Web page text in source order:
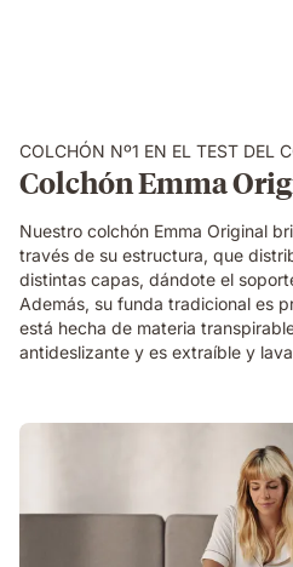
COLCHÓN Nº1 EN EL TEST DEL
Colchón Emma
Nuestro colchón Emma Original
través de su estructura, que
distintas capas, dándote el
Además, su funda tradicional es
está hecha de materia
antideslizante y es extraíble y
mujer